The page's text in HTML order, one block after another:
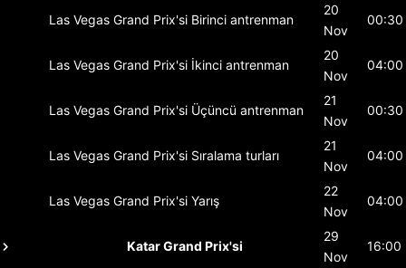
Las Vegas Grand Prix'si Birinci antrenman
20
Nov
00:30
Las Vegas Grand Prix'si İkinci antrenman
20
Nov
04:00
Las Vegas Grand Prix'si Üçüncü antrenman
21
Nov
00:30
Las Vegas Grand Prix'si Sıralama turları
21
Nov
04:00
Las Vegas Grand Prix'si Yarış
22
Nov
04:00
Katar Grand Prix'si
29
Nov
16:00